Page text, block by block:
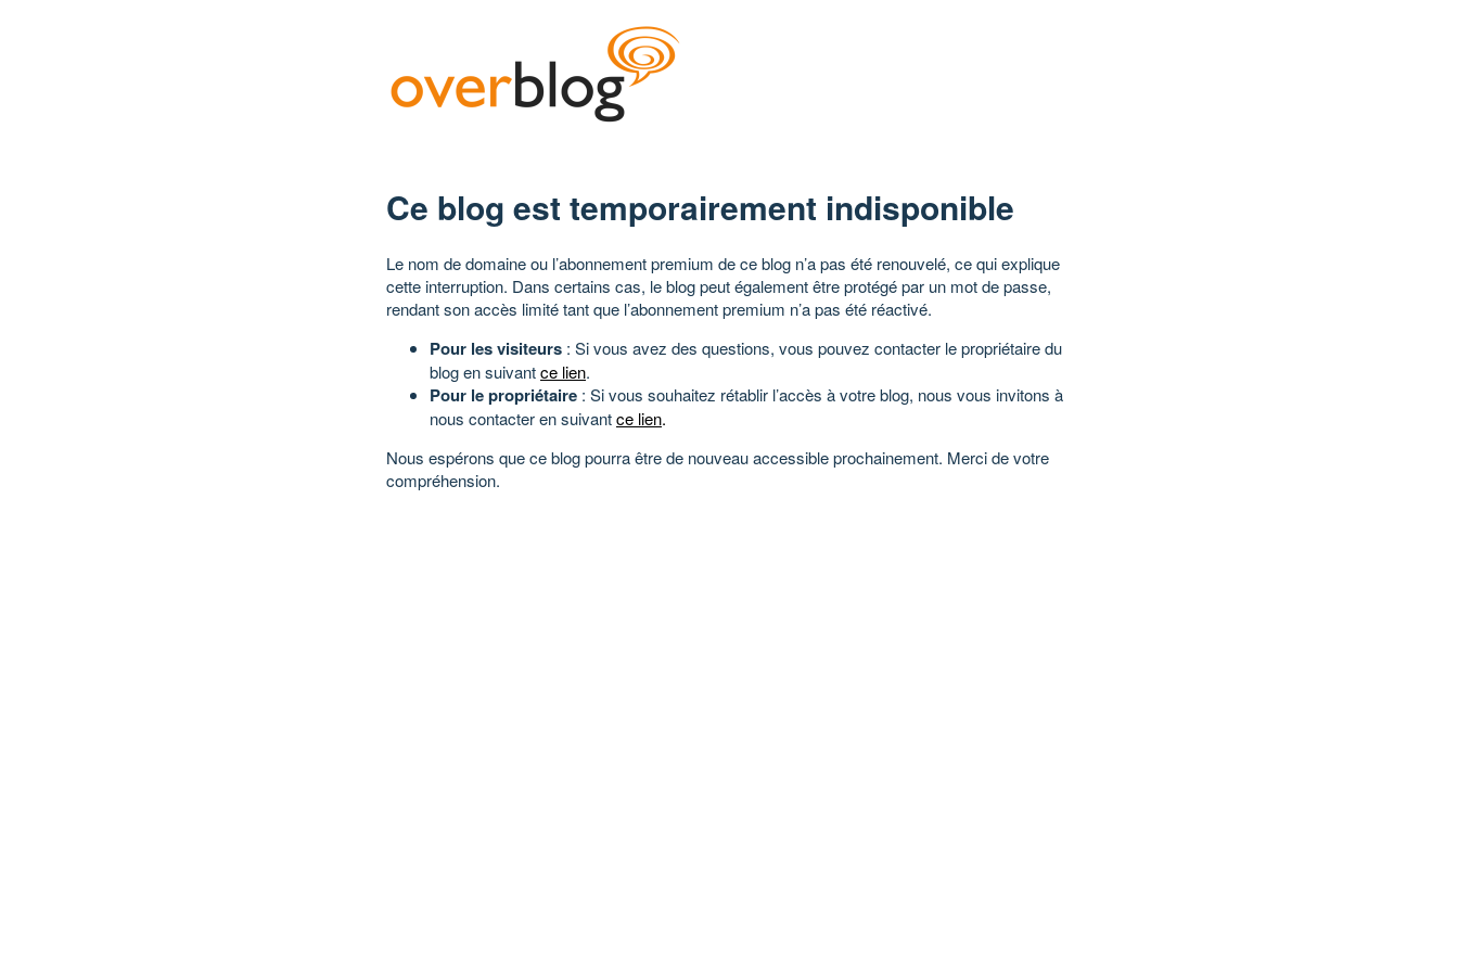
Ce blog est temporairement indisponible
Le nom de domaine ou l’abonnement premium de ce blog n’a pas été renouvelé, ce qui explique
cette interruption. Dans certains cas, le blog peut également être protégé par un mot de passe,
rendant son accès limité tant que l’abonnement premium n’a pas été réactivé.
Pour les visiteurs : Si vous avez des questions, vous pouvez contacter le propriétaire du
blog en suivantce lien.
Pour le propriétaire : Si vous souhaitez rétablir l’accès à votre blog, nous vous invitons à
nous contacter en suivantce lien.
Nous espérons que ce blog pourra être de nouveau accessible prochainement. Merci de votre
compréhension.